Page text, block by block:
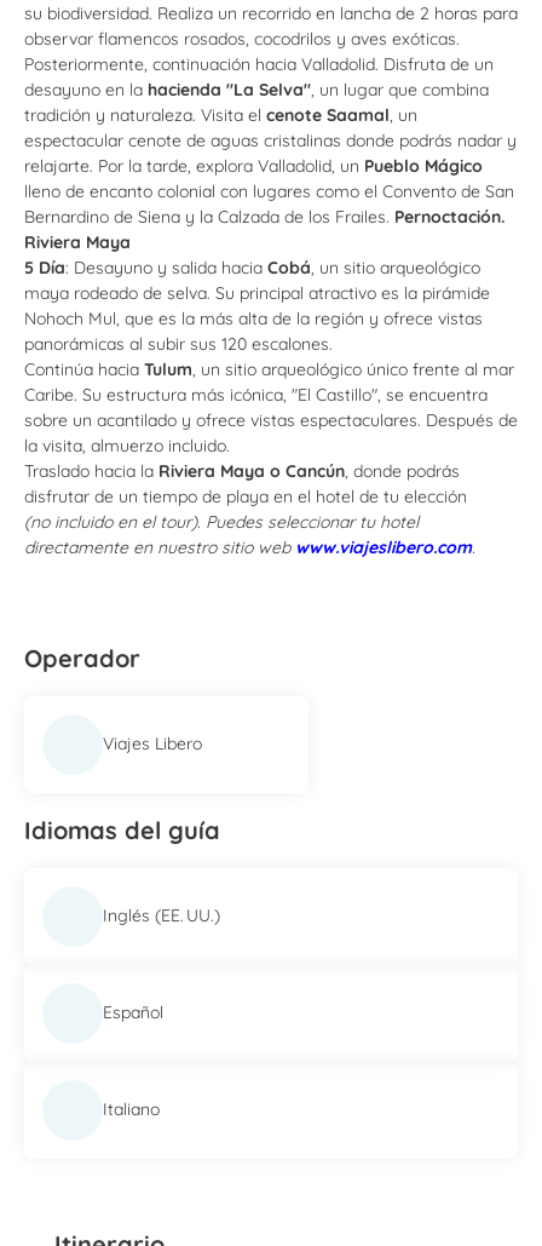
su biodiversidad. Realiza un recorrido en lancha de 2 horas para
observar flamencos rosados, cocodrilos y aves exóticas.
Posteriormente, continuación hacia Valladolid. Disfruta de un
desayuno en la hacienda "La Selva" , un lugar que combina
tradición y naturaleza. Visita el cenote Saamal , un
espectacular cenote de aguas cristalinas donde podrás nadar y
relajarte. Por la tarde, explora Valladolid, un Pueblo Mágico
lleno de encanto colonial con lugares como el Convento de San
Bernardino de Siena y la Calzada de los Frailes. Pernoctación.
Riviera Maya
5 Día: Desayuno y salida hacia Cobá , un sitio arqueológico
maya rodeado de selva. Su principal atractivo es la pirámide
Nohoch Mul, que es la más alta de la región y ofrece vistas
panorámicas al subir sus 120 escalones.
Continúa hacia Tulum , un sitio arqueológico único frente al mar
Caribe. Su estructura más icónica, "El Castillo", se encuentra
sobre un acantilado y ofrece vistas espectaculares. Después de
la visita, almuerzo incluido.
Traslado hacia la Riviera Maya o Cancún , donde podrás
disfrutar de un tiempo de playa en el hotel de tu elección
(no incluido en el tour). Puedes seleccionar tu hotel
directamente en nuestro sitio web www.viajeslibero.com.
Operador
Viajes Libero
Idiomas del guía
Inglés (EE. UU.)
Español
Italiano